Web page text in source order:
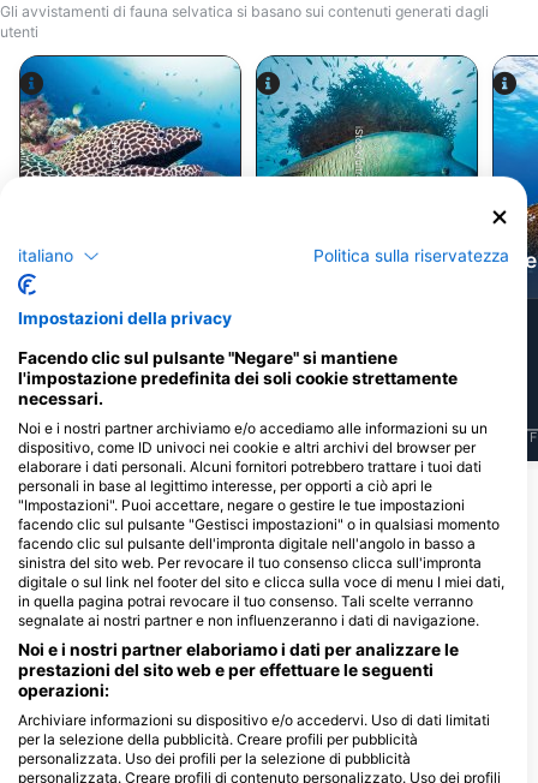
Gli avvistamenti di fauna selvatica si basano sui contenuti generati dagli
utenti
Alamy-WaterFrame
Murena
11Avvistamenti
J F M A M J J A S O N D
iStock/ultramarinfoto
Labridi
J F M A M J J A S O N D F
Centri d'immersione che riforniscono
questo sito d'immersione
AQUALIZED DIVE
ADVENTURES
2 ILEKTRAS, 19013 ANAVISSOS,
Grecia
www.planetblue.gr
Fokionos Negri 12, 19500 Lavrio,
Grecia
italiano Politica sulla riservatezza
Impostazioni della privacy
Facendo clic sul pulsante "Negare" si mantiene
l'impostazione predefinita dei soli cookie strettamente
necessari.
Noi e i nostri partner archiviamo e/o accediamo alle informazioni su un
dispositivo, come ID univoci nei cookie e altri archivi del browser per
elaborare i dati personali. Alcuni fornitori potrebbero trattare i tuoi dati
personali in base al legittimo interesse, per opporti a ciò apri le
"Impostazioni". Puoi accettare, negare o gestire le tue impostazioni
facendo clic sul pulsante "Gestisci impostazioni" o in qualsiasi momento
facendo clic sul pulsante dell'impronta digitale nell'angolo in basso a
sinistra del sito web. Per revocare il tuo consenso clicca sull'impronta
digitale o sul link nel footer del sito e clicca sulla voce di menu I miei dati,
in quella pagina potrai revocare il tuo consenso. Tali scelte verranno
segnalate ai nostri partner e non influenzeranno i dati di navigazione.
Noi e i nostri partner elaboriamo i dati per analizzare le
prestazioni del sito web e per effettuare le seguenti
operazioni:
Archiviare informazioni su dispositivo e/o accedervi. Uso di dati limitati
per la selezione della pubblicità. Creare profili per pubblicità
personalizzata. Uso dei profili per la selezione di pubblicità
personalizzata. Creare profili di contenuto personalizzato. Uso dei profili